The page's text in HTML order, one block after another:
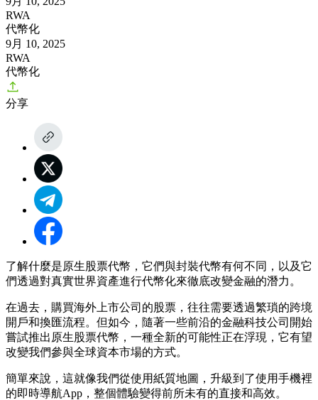
RWA
代幣化
9月 10, 2025
RWA
代幣化
分享
了解什麼是原生股票代幣，它們與封裝代幣有何不同，以及它
們透過對真實世界資產進行代幣化來徹底改變金融的潛力。
在過去，購買海外上市公司的股票，往往需要透過繁瑣的跨境
開戶和換匯流程。但如今，隨著一些前沿的金融科技公司開始
嘗試推出原生股票代幣，一種全新的可能性正在浮現，它有望
改變我們參與全球資本市場的方式。
簡單來說，這就像我們從使用紙質地圖，升級到了使用手機裡
的即時導航App，整個體驗變得前所未有的直接和高效。